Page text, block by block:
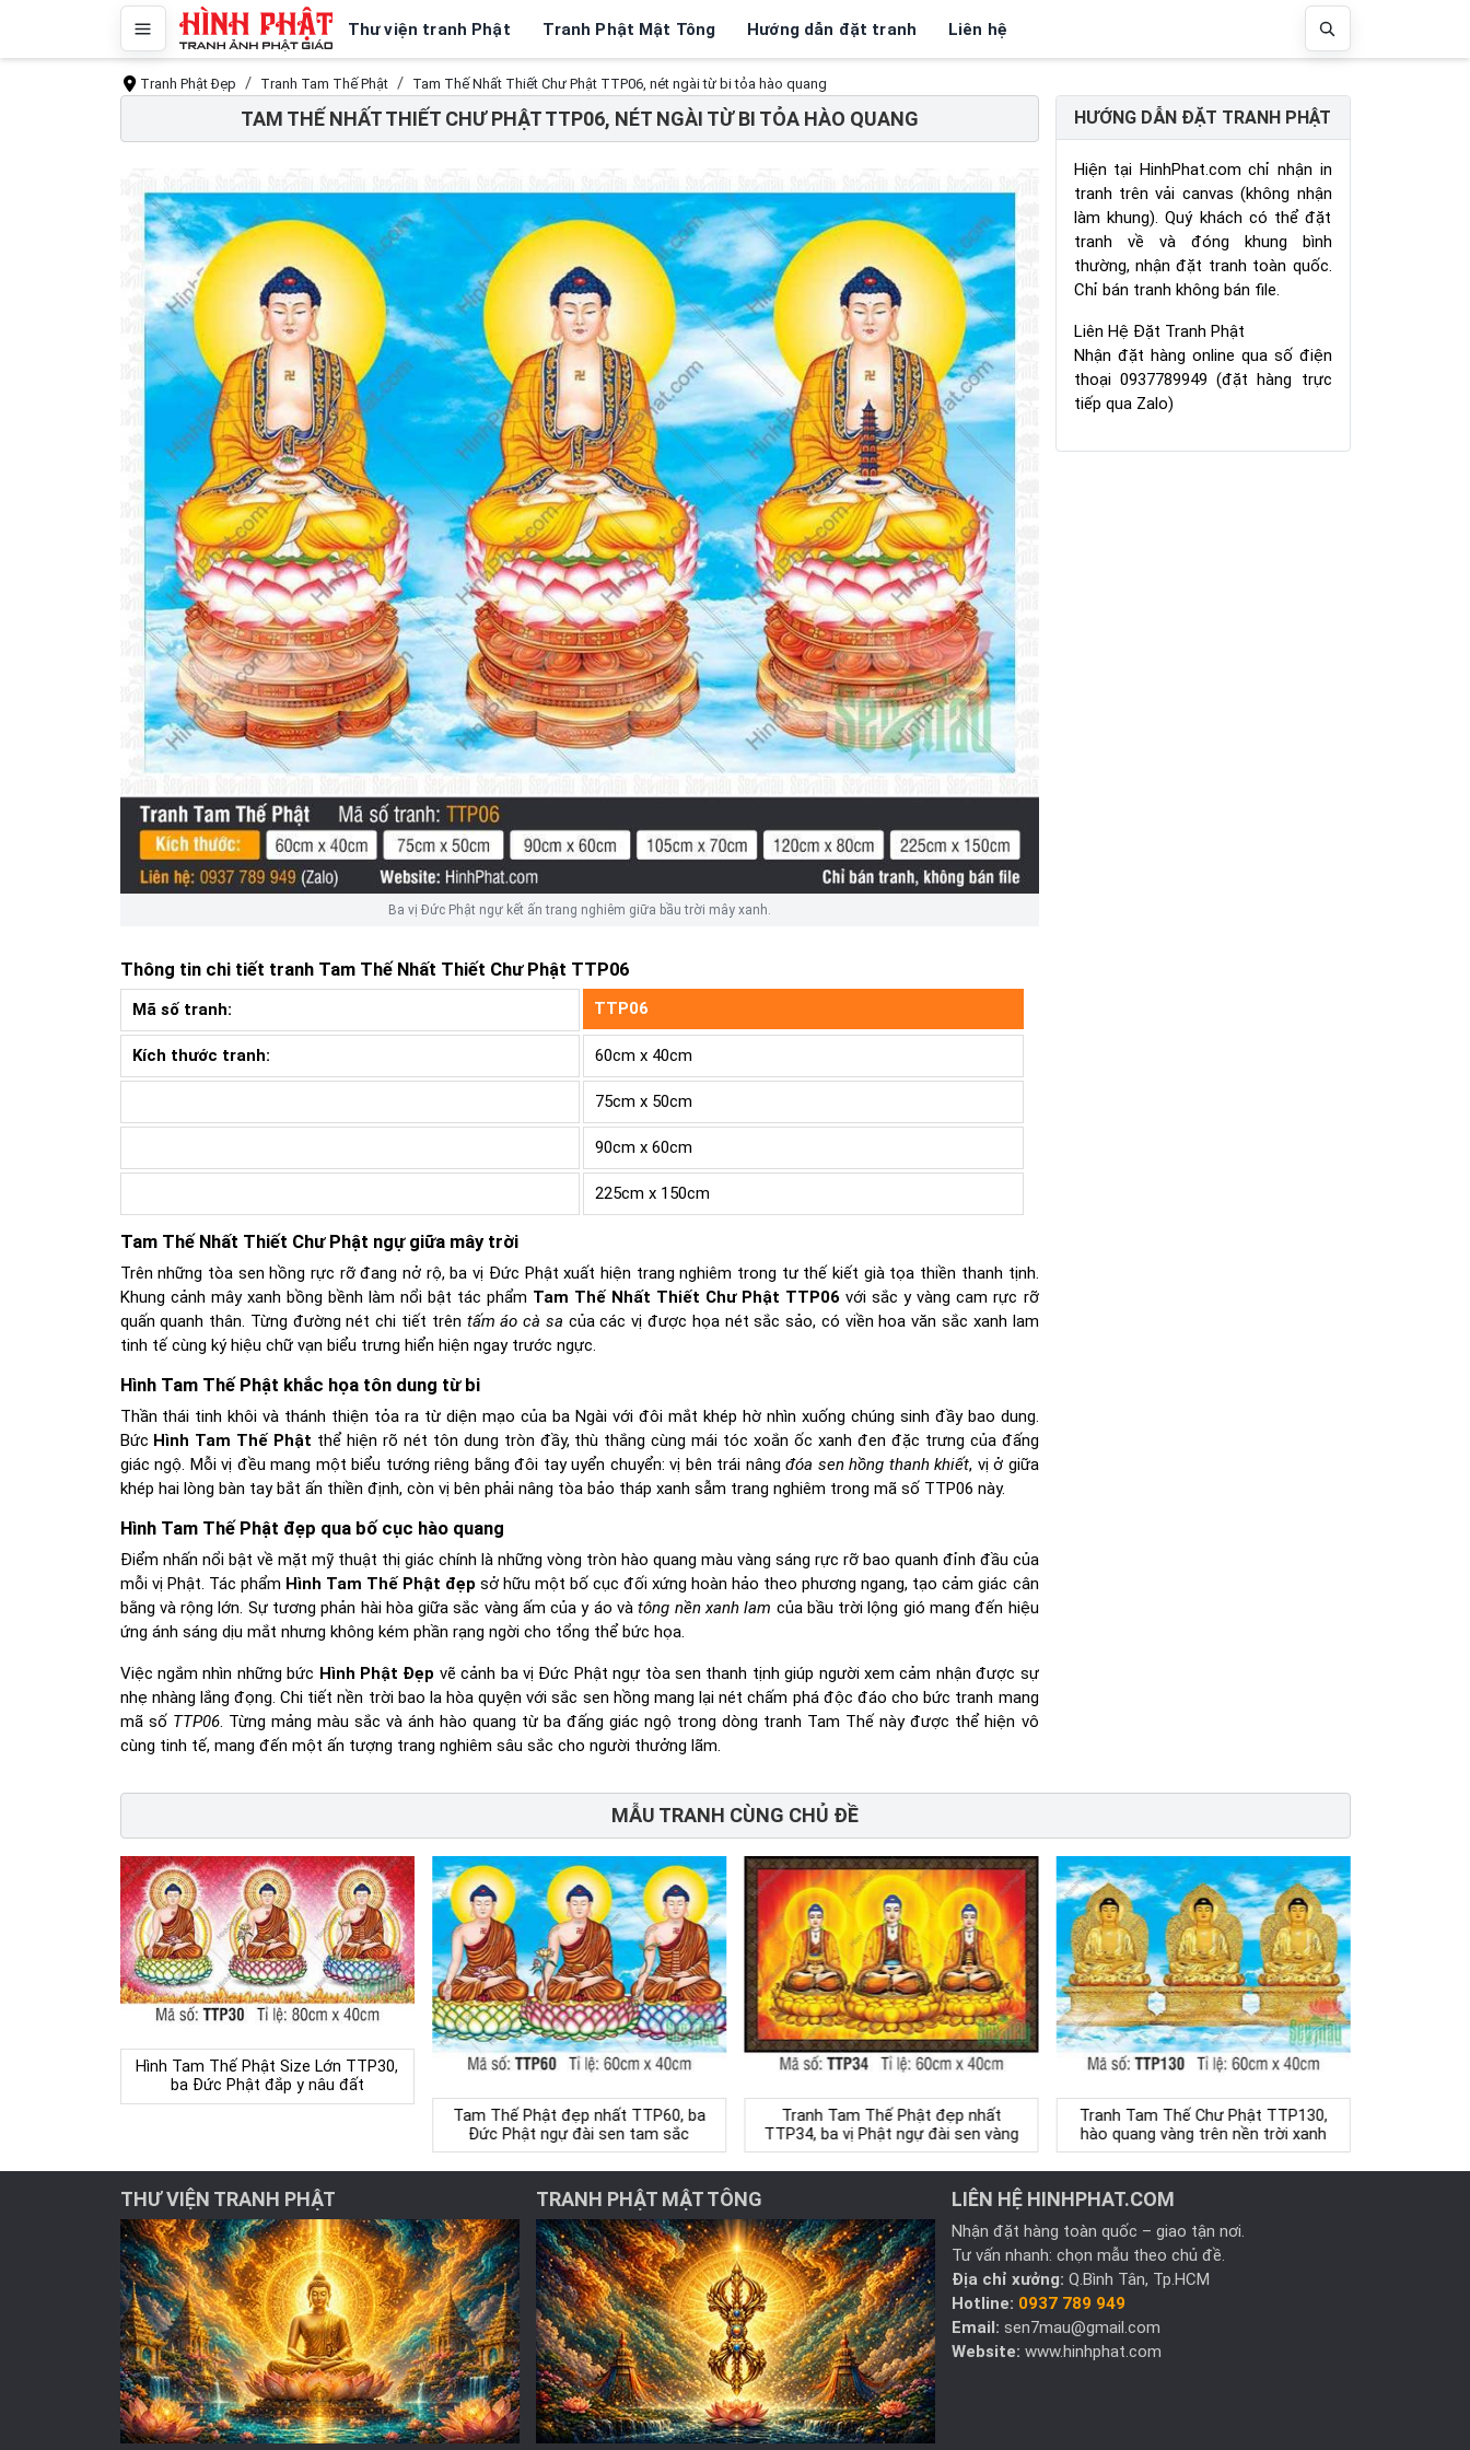
Thư viện tranh Phật Tranh Phật Mật Tông Hướng dẫn đặt tranh Liên hệ
Tranh Phật Đẹp Tranh Tam Thế Phật Tam Thế Nhất Thiết Chư Phật TTP06, nét ngài từ bi tỏa hào quang
TAM THẾ NHẤT THIẾT CHƯ PHẬT TTP06, NÉT NGÀI TỪ BI TỎA HÀO QUANG
Ba vị Đức Phật ngự kết ấn trang nghiêm giữa bầu trời mây xanh.
Thông tin chi tiết tranh Tam Thế Nhất Thiết Chư Phật TTP06
Mã số tranh: TTP06
Kích thước tranh: 60cm x 40cm
75cm x 50cm
90cm x 60cm
225cm x 150cm
Tam Thế Nhất Thiết Chư Phật ngự giữa mây trời
Trên những tòa sen hồng rực rỡ đang nở rộ, ba vị Đức Phật xuất hiện trang nghiêm trong tư thế kiết già tọa thiền thanh tịnh.
Khung cảnh mây xanh bồng bềnh làm nổi bật tác phẩm Tam Thế Nhất Thiết Chư Phật TTP06 với sắc y vàng cam rực rỡ
quấn quanh thân. Từng đường nét chi tiết trên tấm áo cà sa của các vị được họa nét sắc sảo, có viền hoa văn sắc xanh lam
tinh tế cùng ký hiệu chữ vạn biểu trưng hiển hiện ngay trước ngực.
Hình Tam Thế Phật khắc họa tôn dung từ bi
Thần thái tinh khôi và thánh thiện tỏa ra từ diện mạo của ba Ngài với đôi mắt khép hờ nhìn xuống chúng sinh đầy bao dung.
Bức Hình Tam Thế Phật thể hiện rõ nét tôn dung tròn đầy, thù thắng cùng mái tóc xoắn ốc xanh đen đặc trưng của đấng
giác ngộ. Mỗi vị đều mang một biểu tướng riêng bằng đôi tay uyển chuyển: vị bên trái nâng đóa sen hồng thanh khiết, vị ở giữa
khép hai lòng bàn tay bắt ấn thiền định, còn vị bên phải nâng tòa bảo tháp xanh sẫm trang nghiêm trong mã số TTP06 này.
Hình Tam Thế Phật đẹp qua bố cục hào quang
Điểm nhấn nổi bật về mặt mỹ thuật thị giác chính là những vòng tròn hào quang màu vàng sáng rực rỡ bao quanh đỉnh đầu của
mỗi vị Phật. Tác phẩm Hình Tam Thế Phật đẹp sở hữu một bố cục đối xứng hoàn hảo theo phương ngang, tạo cảm giác cân
bằng và rộng lớn. Sự tương phản hài hòa giữa sắc vàng ấm của y áo vàtông nền xanh lam của bầu trời lộng gió mang đến hiệu
ứng ánh sáng dịu mắt nhưng không kém phần rạng ngời cho tổng thể bức họa.
Việc ngắm nhìn những bức Hình Phật Đẹp vẽ cảnh ba vị Đức Phật ngự tòa sen thanh tịnh giúp người xem cảm nhận được sự
nhẹ nhàng lắng đọng. Chi tiết nền trời bao la hòa quyện với sắc sen hồng mang lại nét chấm phá độc đáo cho bức tranh mang
mã số TTP06. Từng mảng màu sắc và ánh hào quang từ ba đấng giác ngộ trong dòng tranh Tam Thế này được thể hiện vô
cùng tinh tế, mang đến một ấn tượng trang nghiêm sâu sắc cho người thưởng lãm.
HƯỚNG DẪN ĐẶT TRANH PHẬT
Hiện tại HinhPhat.com chỉ nhận in
tranh trên vải canvas (không nhận
làm khung). Quý khách có thể đặt
tranh về và đóng khung bình
thường, nhận đặt tranh toàn quốc.
Chỉ bán tranh không bán file.
Liên Hệ Đặt Tranh Phật
Nhận đặt hàng online qua số điện
thoại 0937789949 (đặt hàng trực
tiếp qua Zalo)
MẪU TRANH CÙNG CHỦ ĐỀ
Hình Tam Thế Phật Size Lớn TTP30,
ba Đức Phật đắp y nâu đất
Tam Thế Phật đẹp nhất TTP60, ba
Đức Phật ngự đài sen tam sắc
Tranh Tam Thế Phật đẹp nhất
TTP34, ba vị Phật ngự đài sen vàng
Tranh Tam Thế Chư Phật TTP130,
hào quang vàng trên nền trời xanh
THƯ VIỆN TRANH PHẬT TRANH PHẬT MẬT TÔNG LIÊN HỆ HINHPHAT.COM
Nhận đặt hàng toàn quốc – giao tận nơi.
Tư vấn nhanh: chọn mẫu theo chủ đề.
Địa chỉ xưởng: Q.Bình Tân, Tp.HCM
Hotline: 0937 789 949
Email: sen7mau@gmail.com
Website: www.hinhphat.com